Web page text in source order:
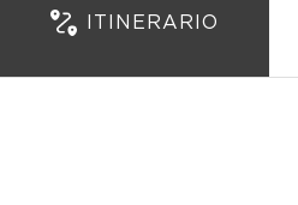
ITINERARIO